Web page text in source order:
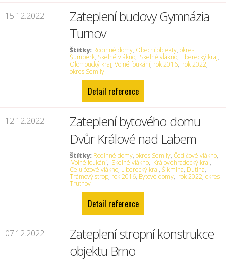
15.12.2022
Zateplení budovy Gymnázia
Turnov
Štítky: Rodinné domy, Obecní objekty,okres
Šumperk, Skelné vlákno, Skelné vlákno, Liberecký kraj,
Olomoucký kraj,Volné foukání, rok 2016, rok 2022,
okres Semily
Detail reference
12.12.2022
Zateplení bytového domu
Dvůr Králové nad Labem
Štítky: Rodinné domy,okres Semily,Čedičové vlákno,
Volné foukání, Skelné vlákno, Královéhradecký kraj,
Celulózové vlákno, Liberecký kraj,Šikmina, Dutina,
Trámový strop, rok 2016, Bytové domy, rok 2022,okres
Trutnov
Detail reference
07.12.2022
Zateplení stropní konstrukce
objektu Brno